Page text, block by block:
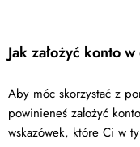
Jak założyć konto
Aby móc skorzystać z
powinieneś założyć
wskazówek, które Ci w